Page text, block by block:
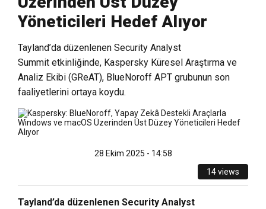
Yöneticileri Hedef Alıyor
Tayland’da düzenlenen Security Analyst
Summit etkinliğinde, Kaspersky Küresel Araştırma ve
Analiz Ekibi (GReAT), BlueNoroff APT grubunun son
faaliyetlerini ortaya koydu.
28 Ekim 2025 - 14:58
14 views
Tayland’da düzenlenen Security Analyst